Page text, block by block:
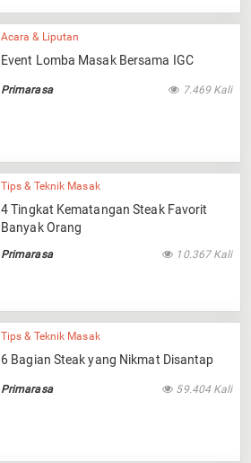
Acara & Liputan
Event Lomba Masak Bersama IGC
Primarasa 7.469 Kali
Tips & Teknik Masak
4 Tingkat Kematangan Steak Favorit
Banyak Orang
Primarasa 10.367 Kali
Tips & Teknik Masak
6 Bagian Steak yang Nikmat Disantap
Primarasa 59.404 Kali